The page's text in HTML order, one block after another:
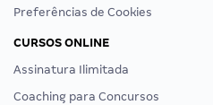
Preferências de Cookies
CURSOS ONLINE
Assinatura Ilimitada
Coaching para Concursos